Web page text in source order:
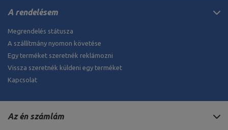
A rendelésem
Megrendelés státusza
A szállítmány nyomon követése
Egy terméket szeretnék reklámozni
Vissza szeretnék küldeni egy terméket
Kapcsolat
Az én számlám